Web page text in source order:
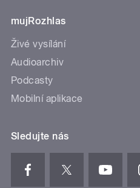
mujRozhlas
Živé vysílání
Audioarchiv
Podcasty
Mobilní aplikace
Sledujte nás